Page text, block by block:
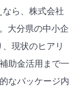
ら、株式会社
大分県の中小企
現状のヒアリ
助金活用まで一
なパッケージ内